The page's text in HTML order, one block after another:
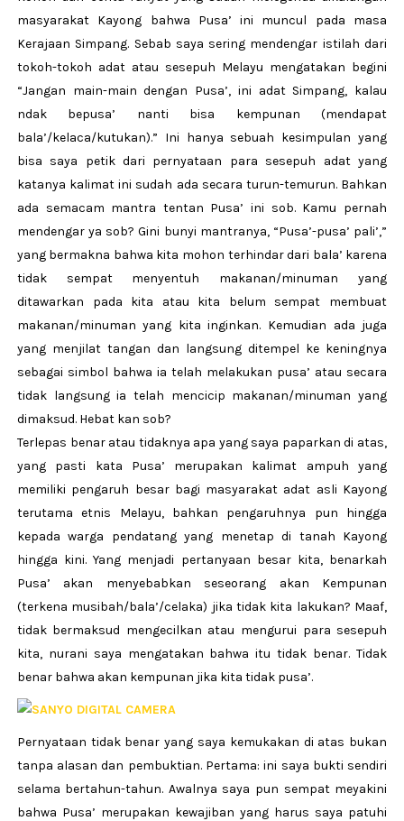
masyarakat Kayong bahwa Pusa’ ini muncul pada masa
Kerajaan Simpang. Sebab saya sering mendengar istilah dari
tokoh-tokoh adat atau sesepuh Melayu mengatakan begini
“Jangan main-main dengan Pusa’, ini adat Simpang, kalau
ndak bepusa’ nanti bisa kempunan (mendapat
bala’/kelaca/kutukan).” Ini hanya sebuah kesimpulan yang
bisa saya petik dari pernyataan para sesepuh adat yang
katanya kalimat ini sudah ada secara turun-temurun. Bahkan
ada semacam mantra tentan Pusa’ ini sob. Kamu pernah
mendengar ya sob? Gini bunyi mantranya, “Pusa’-pusa’ pali’,”
yang bermakna bahwa kita mohon terhindar dari bala’ karena
tidak sempat menyentuh makanan/minuman yang
ditawarkan pada kita atau kita belum sempat membuat
makanan/minuman yang kita inginkan. Kemudian ada juga
yang menjilat tangan dan langsung ditempel ke keningnya
sebagai simbol bahwa ia telah melakukan pusa’ atau secara
tidak langsung ia telah mencicip makanan/minuman yang
dimaksud. Hebat kan sob?
Terlepas benar atau tidaknya apa yang saya paparkan di atas,
yang pasti kata Pusa’ merupakan kalimat ampuh yang
memiliki pengaruh besar bagi masyarakat adat asli Kayong
terutama etnis Melayu, bahkan pengaruhnya pun hingga
kepada warga pendatang yang menetap di tanah Kayong
hingga kini. Yang menjadi pertanyaan besar kita, benarkah
Pusa’ akan menyebabkan seseorang akan Kempunan
(terkena musibah/bala’/celaka) jika tidak kita lakukan? Maaf,
tidak bermaksud mengecilkan atau mengurui para sesepuh
kita, nurani saya mengatakan bahwa itu tidak benar. Tidak
benar bahwa akan kempunan jika kita tidak pusa’.
Pernyataan tidak benar yang saya kemukakan di atas bukan
tanpa alasan dan pembuktian. Pertama: ini saya bukti sendiri
selama bertahun-tahun. Awalnya saya pun sempat meyakini
bahwa Pusa’ merupakan kewajiban yang harus saya patuhi